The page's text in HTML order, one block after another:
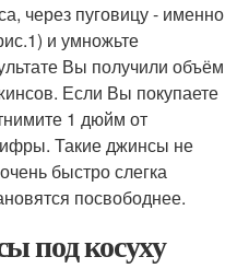
через пуговицу - именно
и умножьте
Вы получили объём
Если Вы покупаете
1 дюйм от
Такие джинсы не
быстро слегка
посвободнее.
под косуху